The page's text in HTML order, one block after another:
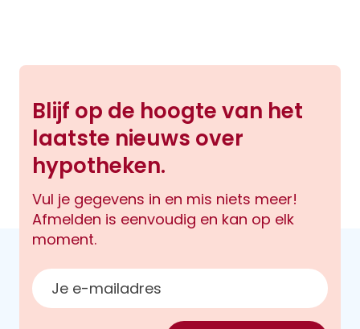
Blijf op de hoogte van het
laatste nieuws over
hypotheken.
Vul je gegevens in en mis niets meer!
Afmelden is eenvoudig en kan op elk
moment.
E-mailadres